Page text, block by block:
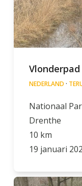
NEDERLAND ·
Nationaal
Drenthe
10 km
19 januari